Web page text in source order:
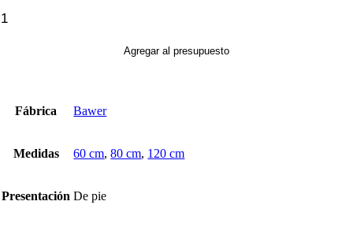
Agregar al presupuesto
Fábrica Bawer
Medidas 60 cm,80 cm, 120 cm
Presentación De pie